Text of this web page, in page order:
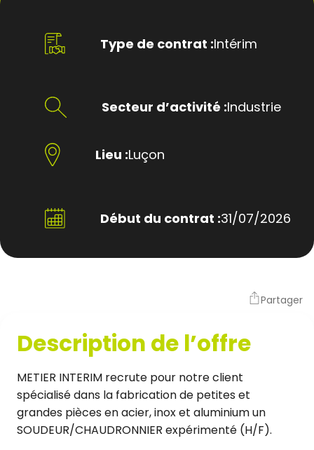
Type de contrat :Intérim
Secteur d’activité :Industrie
Lieu :Luçon
Début du contrat :31/07/2026
Partager
Description de l’offre
METIER INTERIM recrute pour notre client
spécialisé dans la fabrication de petites et
grandes pièces en acier, inox et aluminium un
SOUDEUR/CHAUDRONNIER expérimenté (H/F).